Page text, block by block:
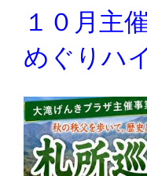
１０月主
めぐりハ